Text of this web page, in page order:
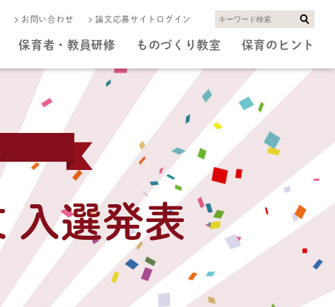
保育者・教員研修 ものづくり教室 保育のヒント
お問い合わせ 論文応募サイトログイン
入選発表